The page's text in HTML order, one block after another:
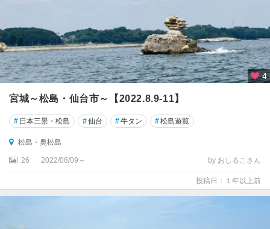
4
宮城～松島・仙台市～【2022.8.9-11】
# 日本三景・松島 #仙台 #牛タン #松島遊覧
松島・奥松島
26 2022/08/09～ by おしるこさん
投稿日：１年以上前